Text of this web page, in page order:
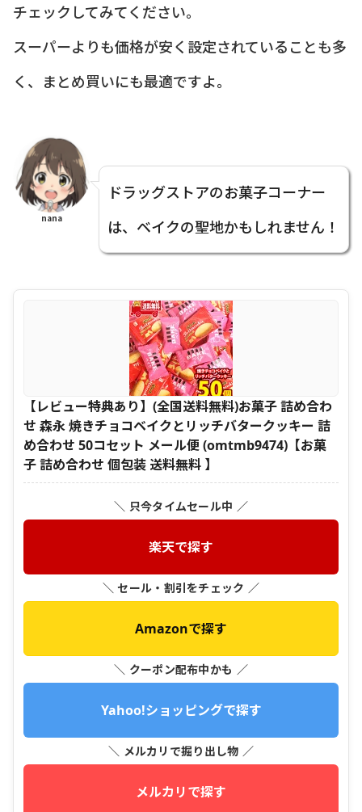
チェックしてみてください。
スーパーよりも価格が安く設定されていることも多
く、まとめ買いにも最適ですよ。
nana
ドラッグストアのお菓子コーナー
は、ベイクの聖地かもしれません！
【レビュー特典あり】(全国送料無料)お菓子 詰め合わ
せ 森永 焼きチョコベイクとリッチバタークッキー 詰
め合わせ 50コセット メール便 (omtmb9474)【お菓
子 詰め合わせ 個包装 送料無料 】
＼ 只今タイムセール中 ／
楽天で探す
＼ セール・割引をチェック ／
Amazonで探す
＼ クーポン配布中かも ／
Yahoo!ショッピングで探す
＼ メルカリで掘り出し物 ／
メルカリで探す